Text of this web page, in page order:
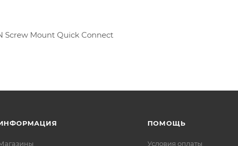
Screw Mount Quick Connect
ПОМОЩЬ
Условия оплаты